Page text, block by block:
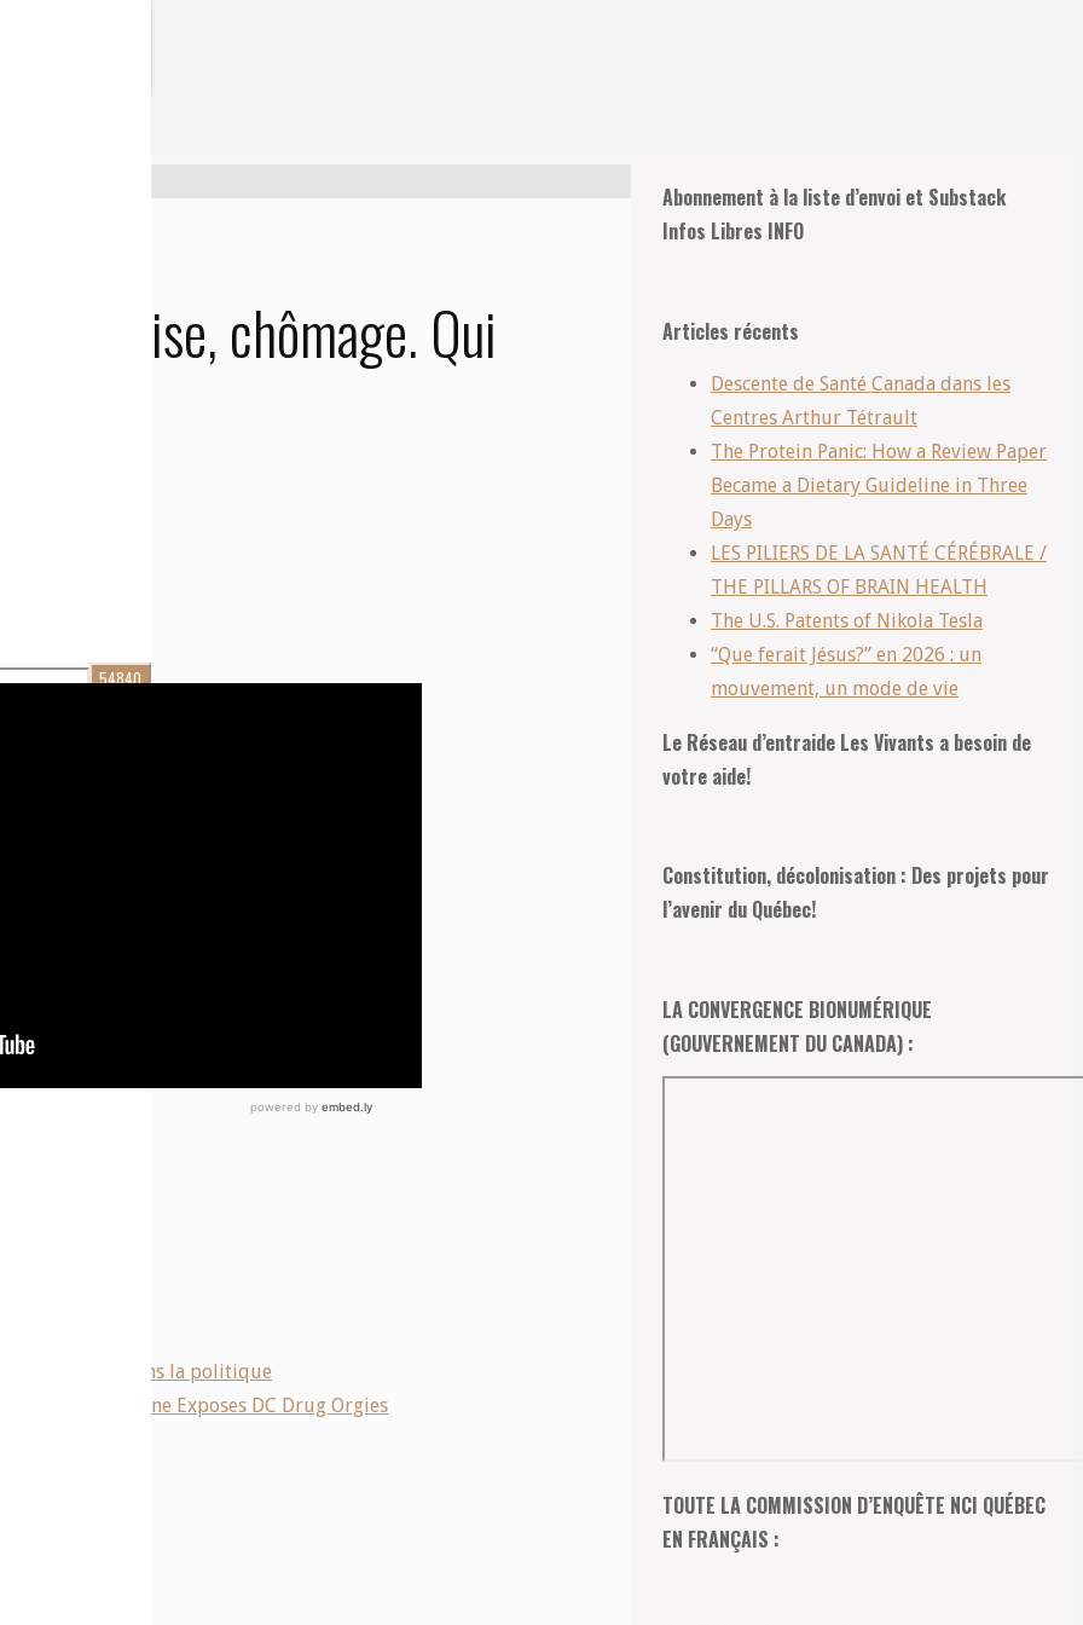
crée l’argent ?
crise, chômage. Qui
et dans la politique
Roger Stone Exposes DC Drug Orgies
Abonnement à la liste d’envoi et Substack
Infos Libres INFO
Articles récents
Descente de Santé Canada dans les
Centres Arthur Tétrault
The Protein Panic: How a Review Paper
Became a Dietary Guideline in Three
Days
LES PILIERS DE LA SANTÉ CÉRÉBRALE /
THE PILLARS OF BRAIN HEALTH
The U.S. Patents of Nikola Tesla
“Que ferait Jésus?” en 2026 : un
mouvement, un mode de vie
Le Réseau d’entraide Les Vivants a besoin de
votre aide!
Constitution, décolonisation : Des projets pour
l’avenir du Québec!
LA CONVERGENCE BIONUMÉRIQUE
(GOUVERNEMENT DU CANADA) :
TOUTE LA COMMISSION D’ENQUÊTE NCI QUÉBEC
EN FRANÇAIS :
en
haut